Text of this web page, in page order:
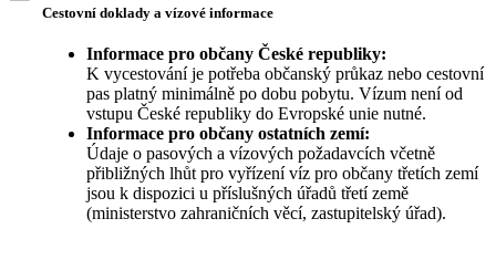
Cestovní doklady a vízové informace
Informace pro občany České republiky:
K vycestování je potřeba občanský průkaz nebo cestovní
pas platný minimálně po dobu pobytu. Vízum není od
vstupu České republiky do Evropské unie nutné.
Informace pro občany ostatních zemí:
Údaje o pasových a vízových požadavcích včetně
přibližných lhůt pro vyřízení víz pro občany třetích zemí
jsou k dispozici u příslušných úřadů třetí země
(ministerstvo zahraničních věcí, zastupitelský úřad).